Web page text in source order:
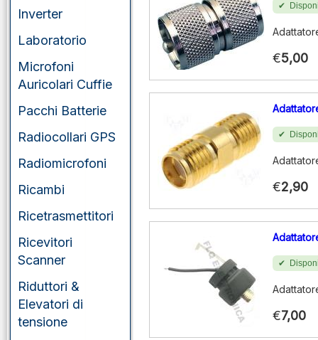
Inverter
Laboratorio
Microfoni
Auricolari Cuffie
Pacchi Batterie
Radiocollari GPS
Radiomicrofoni
Ricambi
Ricetrasmettitori
Ricevitori
Scanner
Riduttori &
Elevatori di
tensione
€5,00
€2,90
€7,00